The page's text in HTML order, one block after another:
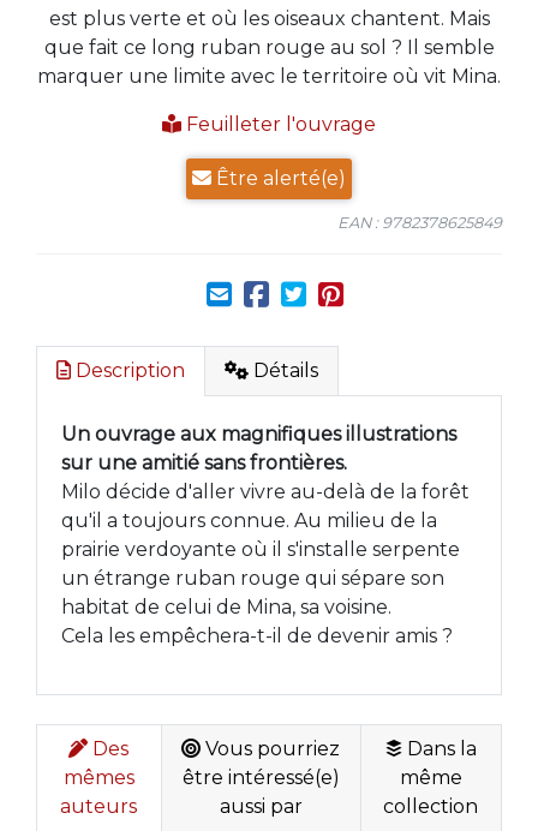
est plus verte et où les oiseaux chantent. Mais
que fait ce long ruban rouge au sol ? Il semble
marquer une limite avec le territoire où vit Mina.
Feuilleter l'ouvrage
Être alerté(e)
EAN : 9782378625849
Description Détails
Un ouvrage aux magnifiques illustrations
sur une amitié sans frontières.
Milo décide d'aller vivre au-delà de la forêt
qu'il a toujours connue. Au milieu de la
prairie verdoyante où il s'installe serpente
un étrange ruban rouge qui sépare son
habitat de celui de Mina, sa voisine.
Cela les empêchera-t-il de devenir amis ?
Des
mêmes
auteurs
Vous pourriez
être intéressé(e)
aussi par
Dans la
même
collection